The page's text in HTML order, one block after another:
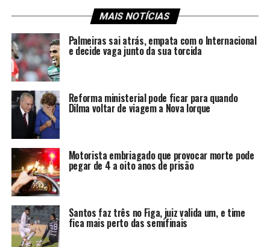
MAIS NOTÍCIAS
Palmeiras sai atrás, empata com o Internacional
e decide vaga junto da sua torcida
Reforma ministerial pode ficar para quando
Dilma voltar de viagem a Nova Iorque
Motorista embriagado que provocar morte pode
pegar de 4 a oito anos de prisão
Santos faz três no Figa, juiz valida um, e time
fica mais perto das semifinais